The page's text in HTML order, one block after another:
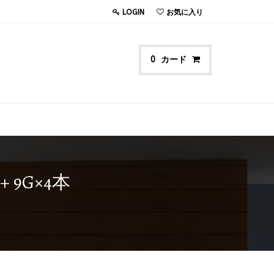
LOGIN お気に入り
0 カード
9G×4本